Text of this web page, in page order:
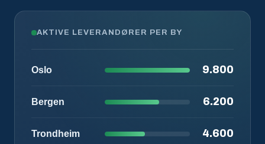
AKTIVE LEVERANDØRER PER BY
Oslo 9.800
Bergen 6.200
Trondheim 4.600